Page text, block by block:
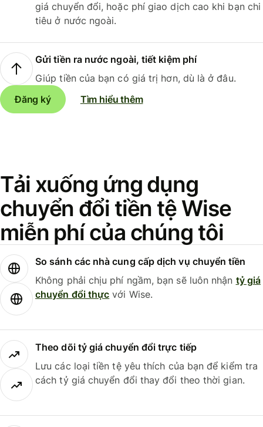
giá chuyển đổi, hoặc phí giao dịch cao khi bạn chi
tiêu ở nước ngoài.
Gửi tiền ra nước ngoài, tiết kiệm phí
Giúp tiền của bạn có giá trị hơn, dù là ở đâu.
Đăng ký
Tìm hiểu thêm
Tải xuống ứng dụng
chuyển đổi tiền tệ Wise
miễn phí của chúng tôi
So sánh các nhà cung cấp dịch vụ chuyển tiền
Không phải chịu phí ngầm, bạn sẽ luôn nhận tỷ giá
chuyển đổi thực với Wise.
Theo dõi tỷ giá chuyển đổi trực tiếp
Lưu các loại tiền tệ yêu thích của bạn để kiểm tra
cách tỷ giá chuyển đổi thay đổi theo thời gian.